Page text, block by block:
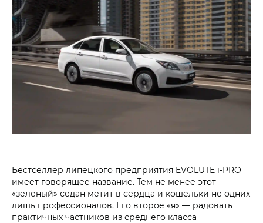
Бестселлер липецкого предприятия EVOLUTE i‑PRO
имеет говорящее название. Тем не менее этот
«зеленый» седан метит в сердца и кошельки не одних
лишь профессионалов. Его второе «я» — радовать
практичных частников из среднего класса